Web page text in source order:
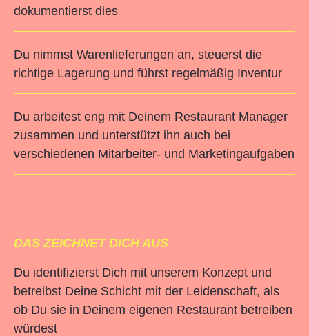
dokumentierst dies
Du nimmst Warenlieferungen an, steuerst die
richtige Lagerung und führst regelmäßig Inventur
Du arbeitest eng mit Deinem Restaurant Manager
zusammen und unterstützt ihn auch bei
verschiedenen Mitarbeiter- und Marketingaufgaben
DAS ZEICHNET DICH AUS
Du identifizierst Dich mit unserem Konzept und
betreibst Deine Schicht mit der Leidenschaft, als
ob Du sie in Deinem eigenen Restaurant betreiben
würdest